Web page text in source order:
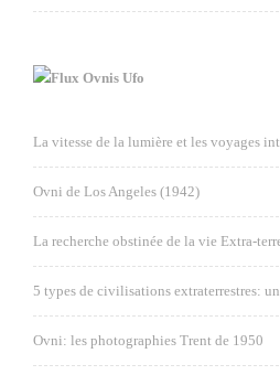
Ovnis Ufo
La vitesse de la lumière et les voyages
Ovni de Los Angeles (1942)
La recherche obstinée de la vie Extra-
5 types de civilisations extraterrestres:
Ovni: les photographies Trent de 1950